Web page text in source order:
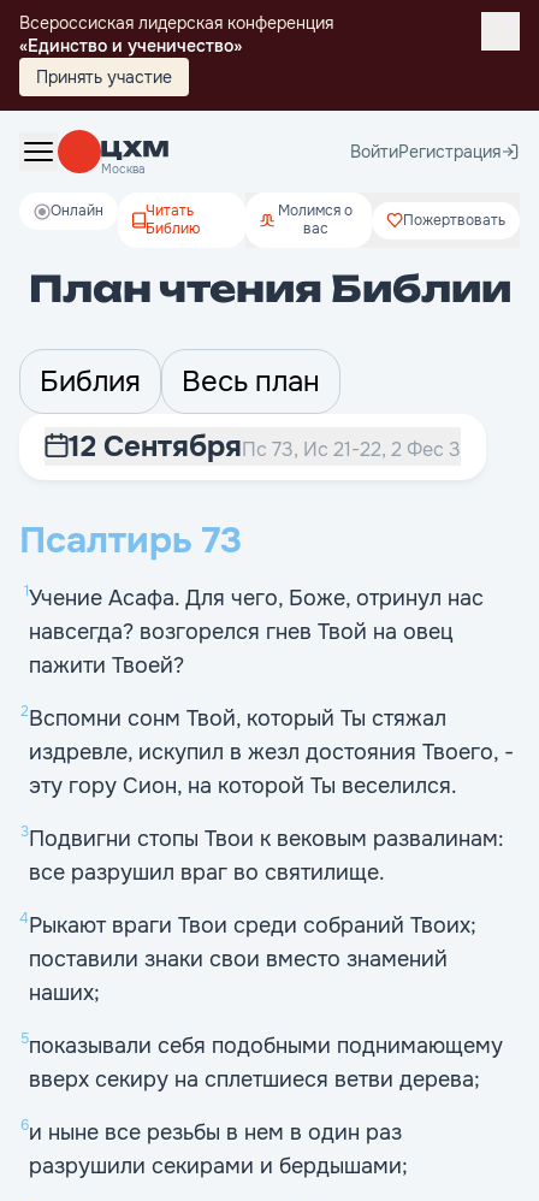
Всероссиская лидерская конференция
«Единство и ученичество»
Принять участие
Москва
ВойтиРегистрация
Онлайн
Читать
Библию
Молимся о
вас
Пожертвовать
План чтения Библии
Библия
Весь план
12 СентябряПс 73, Ис 21-22, 2 Фес 3
Псалтирь 73
1Учение Асафа. Для чего, Боже, отринул нас
навсегда? возгорелся гнев Твой на овец
пажити Твоей?
2Вспомни сонм Твой, который Ты стяжал
издревле, искупил в жезл достояния Твоего, -
эту гору Сион, на которой Ты веселился.
3Подвигни стопы Твои к вековым развалинам:
все разрушил враг во святилище.
4Рыкают враги Твои среди собраний Твоих;
поставили знаки свои вместо знамений
наших;
5показывали себя подобными поднимающему
вверх секиру на сплетшиеся ветви дерева;
6и ныне все резьбы в нем в один раз
разрушили секирами и бердышами;